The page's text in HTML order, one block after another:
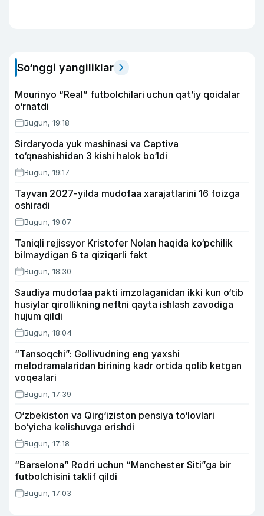
So‘nggi yangiliklar
Mourinyo “Real” futbolchilari uchun qat’iy qoidalar
o‘rnatdi
Bugun, 19:18
Sirdaryoda yuk mashinasi va Captiva
to‘qnashishidan 3 kishi halok bo‘ldi
Bugun, 19:17
Tayvan 2027-yilda mudofaa xarajatlarini 16 foizga
oshiradi
Bugun, 19:07
Taniqli rejissyor Kristofer Nolan haqida ko‘pchilik
bilmaydigan 6 ta qiziqarli fakt
Bugun, 18:30
Saudiya mudofaa pakti imzolaganidan ikki kun o‘tib
husiylar qirollikning neftni qayta ishlash zavodiga
hujum qildi
Bugun, 18:04
“Tansoqchi”: Gollivudning eng yaxshi
melodramalaridan birining kadr ortida qolib ketgan
voqealari
Bugun, 17:39
O‘zbekiston va Qirg‘iziston pensiya to‘lovlari
bo‘yicha kelishuvga erishdi
Bugun, 17:18
“Barselona” Rodri uchun “Manchester Siti”ga bir
futbolchisini taklif qildi
Bugun, 17:03